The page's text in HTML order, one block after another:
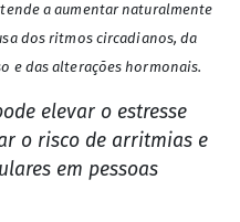
a aumentar naturalmente
dos ritmos circadianos, da
e das alterações hormonais.
elevar o estresse
o risco de arritmias e
em pessoas